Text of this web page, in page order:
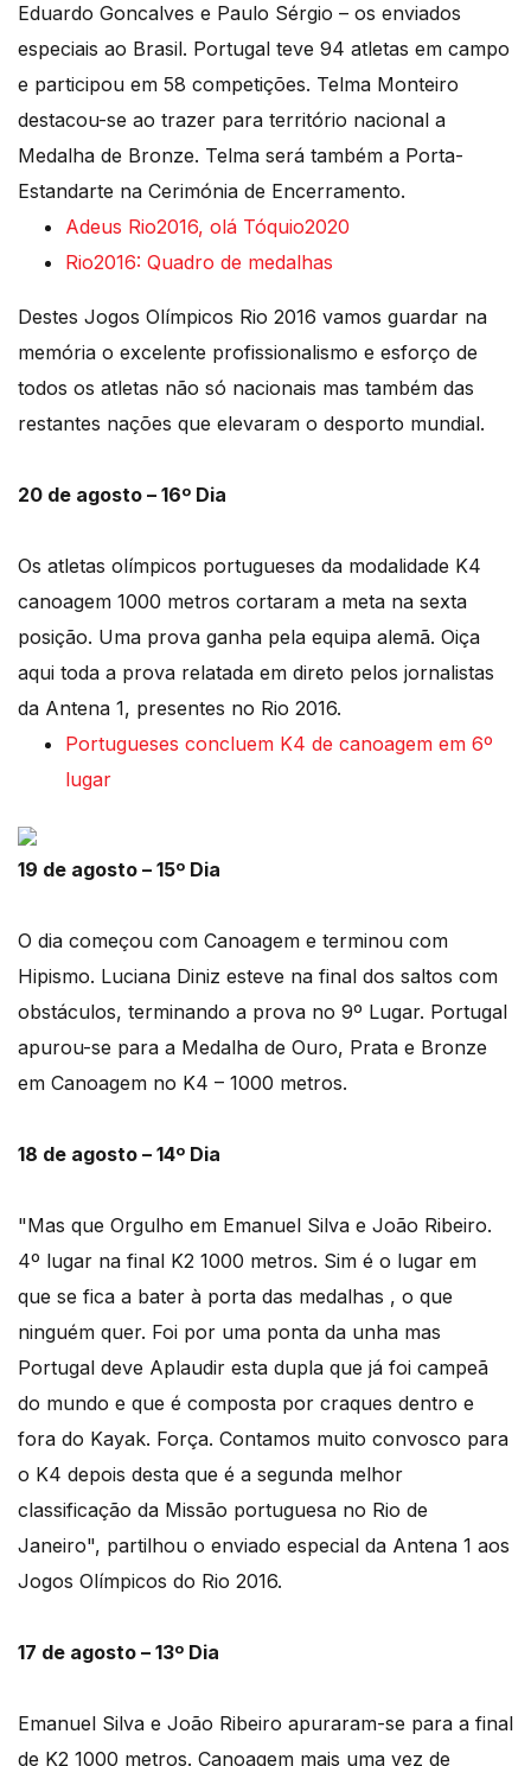
Eduardo Goncalves e Paulo Sérgio – os enviados
especiais ao Brasil. Portugal teve 94 atletas em campo
e participou em 58 competições. Telma Monteiro
destacou-se ao trazer para território nacional a
Medalha de Bronze. Telma será também a Porta-
Estandarte na Cerimónia de Encerramento.
Adeus Rio2016, olá Tóquio2020
Rio2016: Quadro de medalhas
Destes Jogos Olímpicos Rio 2016 vamos guardar na
memória o excelente profissionalismo e esforço de
todos os atletas não só nacionais mas também das
restantes nações que elevaram o desporto mundial.
20 de agosto – 16º Dia
Os atletas olímpicos portugueses da modalidade K4
canoagem 1000 metros cortaram a meta na sexta
posição. Uma prova ganha pela equipa alemã. Oiça
aqui toda a prova relatada em direto pelos jornalistas
da Antena 1, presentes no Rio 2016.
Portugueses concluem K4 de canoagem em 6º
lugar
19 de agosto – 15º Dia
O dia começou com Canoagem e terminou com
Hipismo. Luciana Diniz esteve na final dos saltos com
obstáculos, terminando a prova no 9º Lugar. Portugal
apurou-se para a Medalha de Ouro, Prata e Bronze
em Canoagem no K4 – 1000 metros.
18 de agosto – 14º Dia
"Mas que Orgulho em Emanuel Silva e João Ribeiro.
4º lugar na final K2 1000 metros. Sim é o lugar em
que se fica a bater à porta das medalhas , o que
ninguém quer. Foi por uma ponta da unha mas
Portugal deve Aplaudir esta dupla que já foi campeã
do mundo e que é composta por craques dentro e
fora do Kayak. Força. Contamos muito convosco para
o K4 depois desta que é a segunda melhor
classificação da Missão portuguesa no Rio de
Janeiro", partilhou o enviado especial da Antena 1 aos
Jogos Olímpicos do Rio 2016.
17 de agosto – 13º Dia
Emanuel Silva e João Ribeiro apuraram-se para a final
de K2 1000 metros. Canoagem mais uma vez de